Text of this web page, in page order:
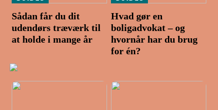
Sådan får du dit
udendørs træværk til
at holde i mange år
Hvad gør en
boligadvokat – og
hvornår har du brug
for én?